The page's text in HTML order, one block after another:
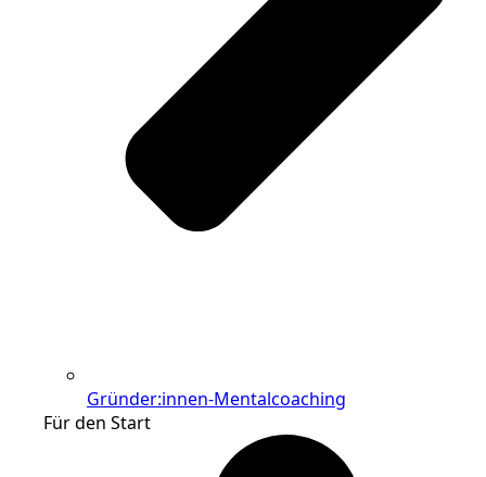
Gründer:innen-Mentalcoaching
Für den Start